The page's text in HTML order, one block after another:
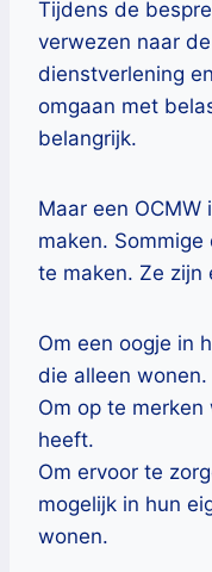
Tijdens de
verwezen naar
dienstverlening
omgaan met
belangrijk.
Maar een
maken.
te maken. Ze zijn
Om een oogje in
die alleen wonen.
Om op te
heeft.
Om ervoor te
mogelijk in hun
wonen.